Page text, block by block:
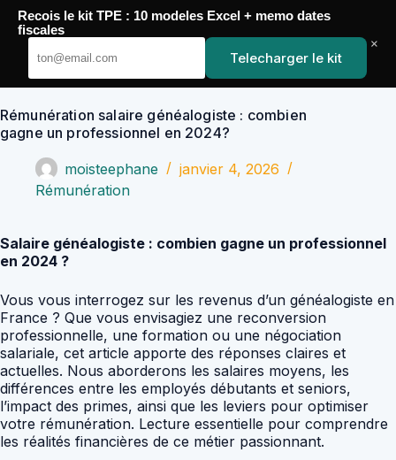
Passer
contenu
YoupiJobs
Rémunération salaire généalogiste : combien
gagne un professionnel en 2024?
moisteephane
janvier 4, 2026
Rémunération
Salaire généalogiste : combien gagne un professionnel
en 2024 ?
Vous vous interrogez sur les revenus d’un généalogiste en
France ? Que vous envisagiez une reconversion
professionnelle, une formation ou une négociation
salariale, cet article apporte des réponses claires et
actuelles. Nous aborderons les salaires moyens, les
différences entre les employés débutants et seniors,
l’impact des primes, ainsi que les leviers pour optimiser
votre rémunération. Lecture essentielle pour comprendre
les réalités financières de ce métier passionnant.
Recois le kit TPE : 10 modeles Excel + memo dates
fiscales
Telecharger le kit
×